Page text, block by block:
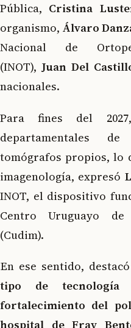
Pública, Cristina
organismo, Álvaro
Nacional de
(INOT), Juan Del
nacionales.
Para fines del
departamentales
tomógrafos propios,
imagenología, expresó
INOT, el dispositivo
Centro Uruguayo de
(Cudim).
En ese sentido,
tipo de
fortalecimiento del
hospital de Fray